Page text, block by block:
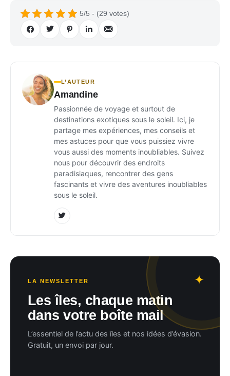
5/5 - (29 votes)
L’AUTEUR
Amandine
Passionnée de voyage et surtout de
destinations exotiques sous le soleil. Ici, je
partage mes expériences, mes conseils et
mes astuces pour que vous puissiez vivre
vous aussi des moments inoubliables. Suivez
nous pour découvrir des endroits
paradisiaques, rencontrer des gens
fascinants et vivre des aventures inoubliables
sous le soleil.
LA NEWSLETTER
Les îles, chaque matin
dans votre boîte mail
L’essentiel de l’actu des îles et nos idées d’évasion.
Gratuit, un envoi par jour.